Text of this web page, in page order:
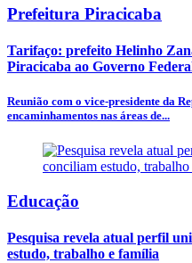
Prefeitura Piracicaba
Tarifaço: prefeito Helinho
Piracicaba ao Governo
Reunião com o vice-presidente da
encaminhamentos nas áreas de...
Educação
Pesquisa revela atual perfil
estudo, trabalho e família